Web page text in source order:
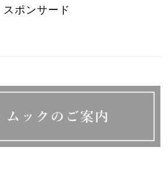
スポンサード